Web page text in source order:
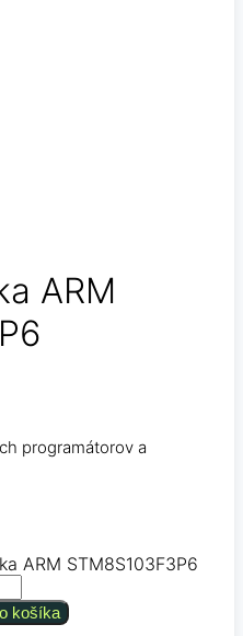
ARM
programátorov a
ARM STM8S103F3P6
košíka